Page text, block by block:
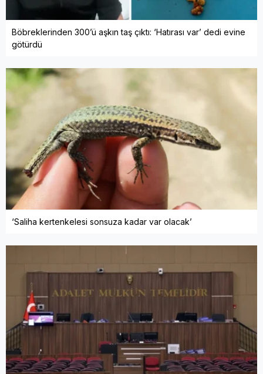
Böbreklerinden 300’ü aşkın taş çıktı: ‘Hatırası var’ dedi evine
götürdü
‘Saliha kertenkelesi sonsuza kadar var olacak’